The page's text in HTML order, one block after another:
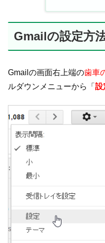
Gmailの設定方
Gmailの画面右上端の歯車
ルダウンメニューから「 設